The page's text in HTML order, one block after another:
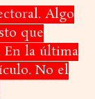
Algo
que
En la última
No el